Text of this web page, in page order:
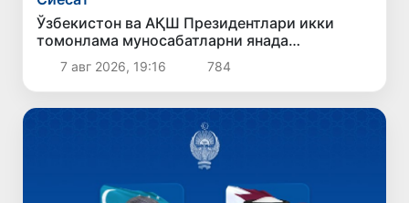
Ўзбекистон ва АҚШ Президентлари икки
томонлама муносабатларни янада
мустаҳкамлаш истиқболларини муҳокама
қилдилар
7 авг 2026, 19:16 784